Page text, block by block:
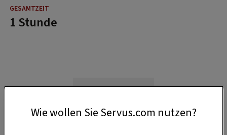
1 Stunde
Wie wollen Sie Servus.com nutzen?